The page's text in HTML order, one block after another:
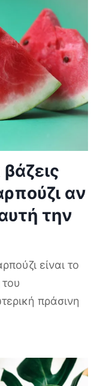
αν
την
είναι το
πράσινη